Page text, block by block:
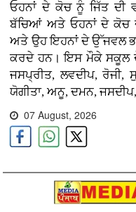
ਓਹਨਾਂ ਦੇ ਕੋਚ ਨੂੰ ਜਿੱਤ ਦੀ
ਬੱਚਿਆਂ ਅਤੇ ਓਹਨਾਂ ਦੇ ਕੋਚ
ਅਤੇ ਉਹ ਇਹਨਾਂ ਦੇ ਉੱਜਵਲ
ਕਰਦੇ ਹਨ। ਇਸ ਮੌਕੇ ਸਕੂਲ
ਜਸਪ੍ਰੀਤ, ਲਵਦੀਪ, ਰੋਜੀ,
ਯੋਗੀਤਾ, ਅਨੂ, ਦਮਨ,
07 August, 2026